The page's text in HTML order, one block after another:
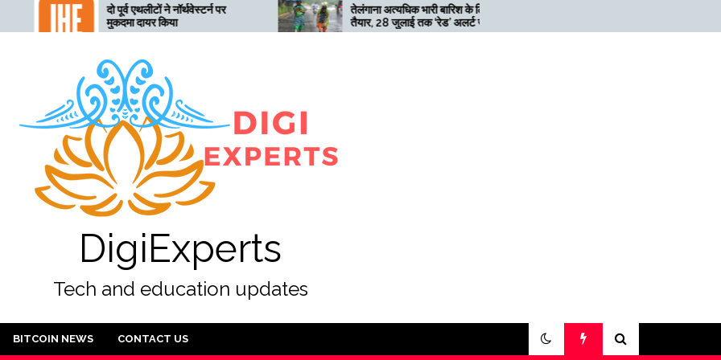
दो पूर्व एथलीटों ने नॉर्थवेस्टर्न पर
मुकदमा दायर किया
तेलंगाना अत्यधिक भारी बारिश के लिए
तैयार, 28 जुलाई तक ‘रेड’ अलर्ट जारी
हुई तो खनन लाभदायक नहीं है
DigiExperts
Tech and education updates
BITCOIN NEWS CONTACT US